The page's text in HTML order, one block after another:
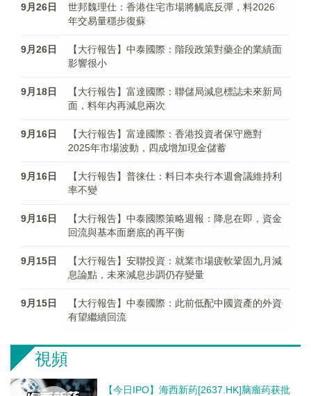
9月26日
世邦魏理仕：香港住宅市場將觸底反彈，料2026
年交易量穩步復蘇
9月26日
【大行報告】中泰國際：階段政策對藥企的業績面
影響很小
9月18日
【大行報告】富達國際：聯儲局減息標誌未來新局
面，料年内再減息兩次
9月16日
【大行報告】富達國際：香港投資者保守應對
2025年市場波動，四成增加現金儲蓄
9月16日
【大行報告】普徕仕：料日本央行本週會議維持利
率不變
9月16日
【大行報告】中泰國際策略週報：降息在即，資金
回流與基本面磨底的再平衡
9月15日
【大行報告】安聯投資：就業市場疲軟鞏固九月減
息論點，未來減息步調仍存變量
9月15日
【大行報告】中泰國際：此前低配中國資產的外資
有望繼續回流
視頻
【今日IPO】海西新药[2637.HK]脑瘤药获批